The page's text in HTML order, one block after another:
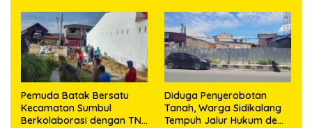
Pemuda Batak Bersatu
Kecamatan Sumbul
Berkolaborasi dengan TNI
Diduga Penyerobotan
Tanah, Warga Sidikalang
Tempuh Jalur Hukum demi